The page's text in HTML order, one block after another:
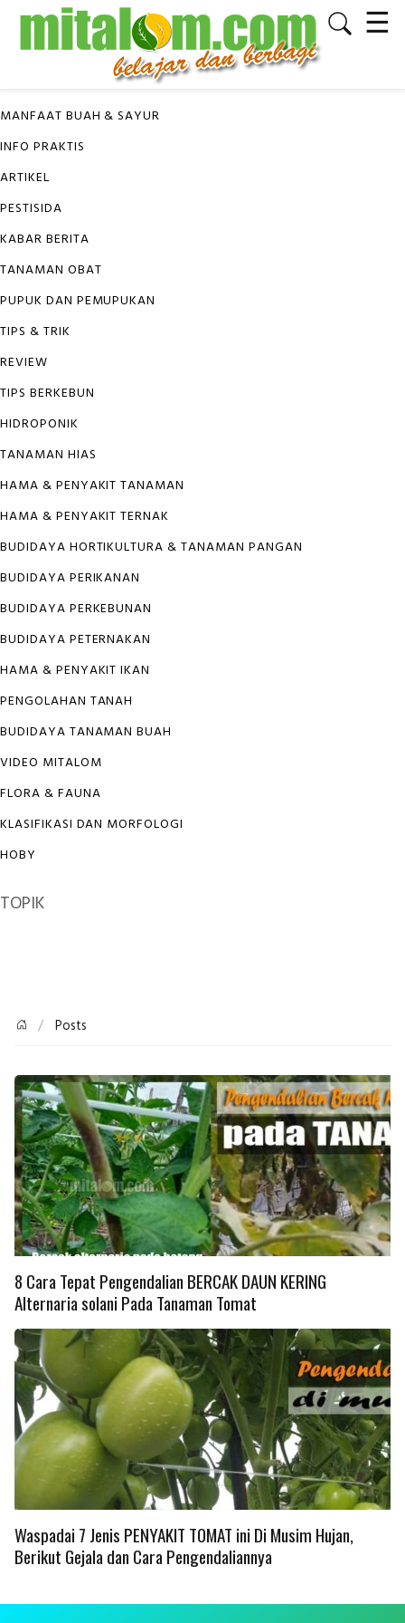
☰
✕
MANFAAT BUAH & SAYUR
INFO PRAKTIS
ARTIKEL
PESTISIDA
KABAR BERITA
TANAMAN OBAT
PUPUK DAN PEMUPUKAN
TIPS & TRIK
REVIEW
TIPS BERKEBUN
HIDROPONIK
TANAMAN HIAS
HAMA & PENYAKIT TANAMAN
HAMA & PENYAKIT TERNAK
BUDIDAYA HORTIKULTURA & TANAMAN PANGAN
BUDIDAYA PERIKANAN
BUDIDAYA PERKEBUNAN
BUDIDAYA PETERNAKAN
HAMA & PENYAKIT IKAN
PENGOLAHAN TANAH
BUDIDAYA TANAMAN BUAH
VIDEO MITALOM
FLORA & FAUNA
KLASIFIKASI DAN MORFOLOGI
HOBY
TOPIK
Posts
8 Cara Tepat Pengendalian BERCAK DAUN KERING
Alternaria solani Pada Tanaman Tomat
Waspadai 7 Jenis PENYAKIT TOMAT ini Di Musim Hujan,
Berikut Gejala dan Cara Pengendaliannya